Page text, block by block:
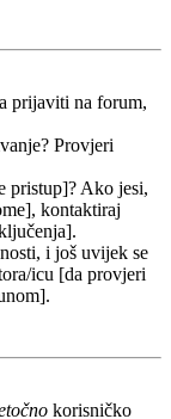
prijaviti na forum,
Provjeri
pristup]? Ako jesi,
kontaktiraj
i još uvijek se
icu [da provjeri
korisničko